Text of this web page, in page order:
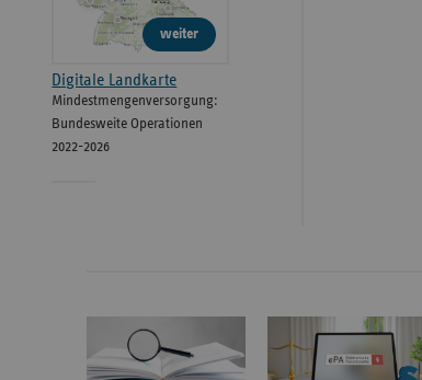
weiter
Digitale Landkarte
Mindestmengenversorgung:
Bundesweite Operationen
2022-2026